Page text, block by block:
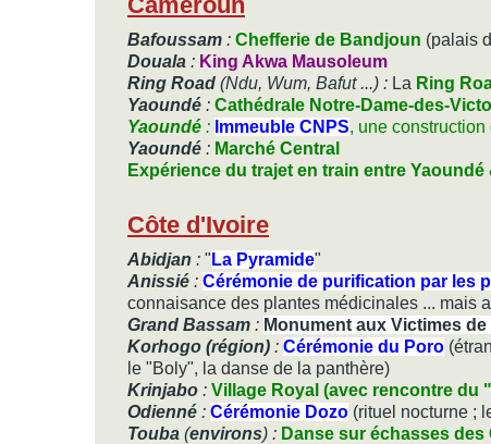
Bafoussam : Chefferie de Bandjoun (palais
Douala : King Akwa Mausoleum
Ring Road (Ndu, Wum, Bafut ...) : La Ring
Yaoundé : Cathédrale Notre-Dame-des-
Yaoundé : Immeuble CNPS, une
Yaoundé : Marché Central
Expérience du trajet en train entre Yaoundé
Côte d'Ivoire
Abidjan : " La Pyramide"
Anissié : Cérémonie de purification par les
connaisance des plantes médicinales ... mais
Grand Bassam : Monument aux Victimes
Korhogo (région) : Cérémonie du Poro
le "Boly", la danse de la panthère)
Krinjabo : Village Royal (avec rencontre du
Odienné : Cérémonie Dozo (rituel nocturne ;
Touba (environs) : Danse sur échasses des